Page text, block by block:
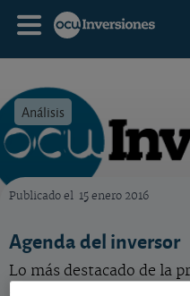
Análisis
Publicado el 15 enero 2016
Agenda del inversor
Lo más destacado de la